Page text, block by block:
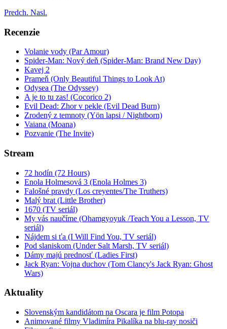
Predch. Nasl.
Recenzie
Volanie vody (Par Amour)
Spider-Man: Nový deň (Spider-Man: Brand New Day)
Kavej 2
Prameň (Only Beautiful Things to Look At)
Odysea (The Odyssey)
A je to tu zas! (Cocorico 2)
Evil Dead: Zhor v pekle (Evil Dead Burn)
Zrodený z temnoty (Yön lapsi / Nightborn)
Vaiana (Moana)
Pozvanie (The Invite)
Stream
72 hodín (72 Hours)
Enola Holmesová 3 (Enola Holmes 3)
Falošné pravdy (Los creyentes/The Truthers)
Malý brat (Little Brother)
1670 (TV seriál)
My vás naučíme (Ohamgyoyuk /Teach You a Lesson, TV
seriál)
Nájdem si ťa (I Will Find You, TV seriál)
Pod slaniskom (Under Salt Marsh, TV seriál)
Dámy majú prednosť (Ladies First)
Jack Ryan: Vojna duchov (Tom Clancy's Jack Ryan: Ghost
Wars)
Aktuality
Slovenským kandidátom na Oscara je film Potopa
Animované filmy Vladimíra Pikalíka na blu-ray nosiči